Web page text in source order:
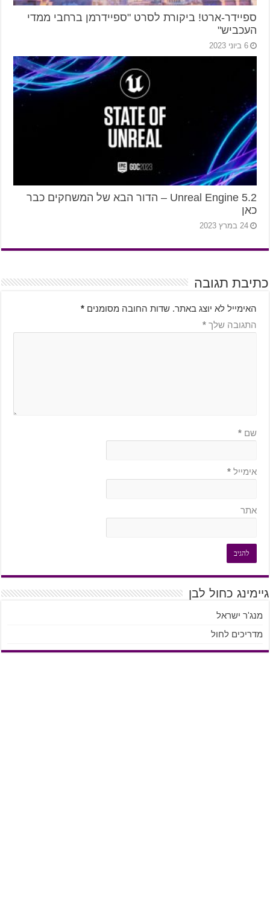
ספיידר-ארט! ביקורת לסרט "ספיידרמן ברחבי ממדי
העכביש"
6 ביוני 2023
2.Unreal Engine 5 – הדור הבא של המשחקים כבר
כאן
24 במרץ 2023
כתיבת תגובה
האימייל לא יוצג באתר. שדות החובה מסומנים *
התגובה שלך *
שם *
אימייל *
אתר
גיימינג כחול לבן
מנג'ר ישראל
מדריכים לחול